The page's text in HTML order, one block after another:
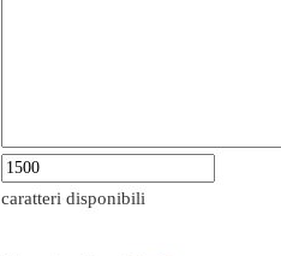
caratteri disponibili